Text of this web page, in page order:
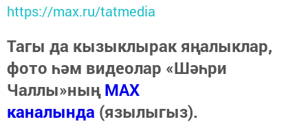
https://max.ru/tatmedia
Тагы да кызыклырак яңалыклар,
фото һәм видеолар «Шәһри
Чаллы»ныңMAX
каналында (язылыгыз).